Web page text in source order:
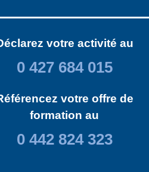
votre activité au
0 427 684 015
votre offre de
formation au
0 442 824 323